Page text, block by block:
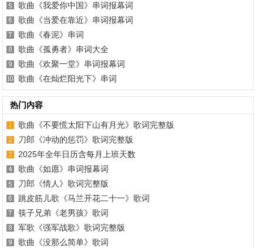
歌曲《我爱你中国》串词报幕词
歌曲《当爱在靠近》串词报幕词
歌曲《春泥》串词
歌曲《孤勇者》串词大全
歌曲《欢聚一堂》串词报幕词
歌曲《在灿烂阳光下》串词
热门内容
歌曲《不要慌太阳下山有月光》歌词完整版
刀郎《冲动的惩罚》歌词完整版
2025年全年日历含每月上班天数
歌曲《如愿》串词报幕词
刀郎《情人》歌词完整版
跳皮筋儿歌《马兰开花二十一》歌词
筷子兄弟《老男孩》歌词
军歌《强军战歌》歌词完整版
歌曲《没那么简单》歌词